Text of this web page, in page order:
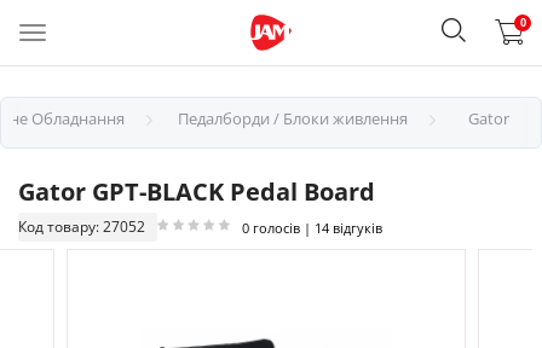
0
Обладнання Педалборди / Блоки живлення Gator
Gator GPT-BLACK Pedal Board
Код товару: 27052 0 голосів | 14 відгуків